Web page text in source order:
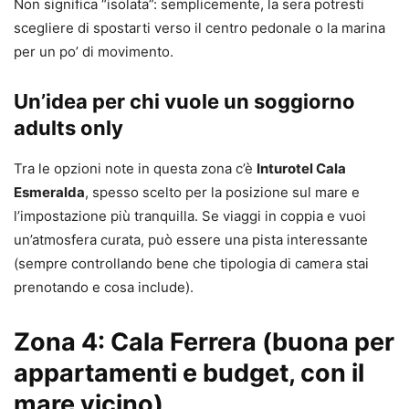
Non significa “isolata”: semplicemente, la sera potresti
scegliere di spostarti verso il centro pedonale o la marina
per un po’ di movimento.
Un’idea per chi vuole un soggiorno
adults only
Tra le opzioni note in questa zona c’è Inturotel Cala
Esmeralda, spesso scelto per la posizione sul mare e
l’impostazione più tranquilla. Se viaggi in coppia e vuoi
un’atmosfera curata, può essere una pista interessante
(sempre controllando bene che tipologia di camera stai
prenotando e cosa include).
Zona 4: Cala Ferrera (buona per
appartamenti e budget, con il